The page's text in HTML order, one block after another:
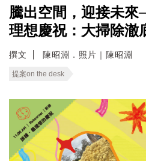
騰出空間，迎接未
理想慶祝：大掃除澈
撰文 陳昭淵．照片｜陳昭淵
提案on the desk